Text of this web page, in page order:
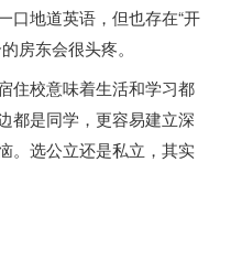
口地道英语，但也存在“开
房东会很头疼。
住校意味着生活和学习都
都是同学，更容易建立深
。选公立还是私立，其实